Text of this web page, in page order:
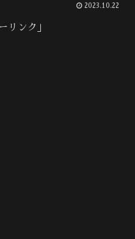
2023.10.22
リンク」